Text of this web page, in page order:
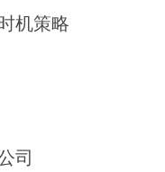
机策略
司